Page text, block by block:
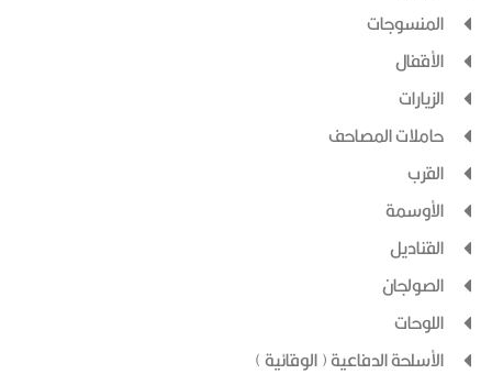
المنسوجات
الأقفال
الزيارات
حاملات المصاحف
القرب
الأوسمة
القناديل
الصولجان
اللوحات
الأسلحة الدفاعية ( الوقائية )